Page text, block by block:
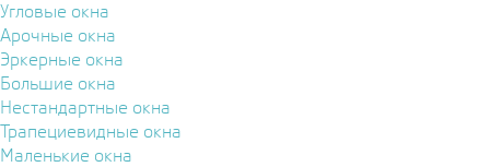
Угловые окна
Арочные окна
Эркерные окна
Большие окна
Нестандартные окна
Трапециевидные окна
Маленькие окна